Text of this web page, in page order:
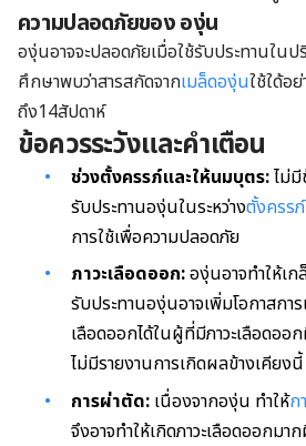
ความปลอดภัยของ องุ่น
องุ่นอาจจะปลอดภัยเมื่อใช้รับประทานใน
ศึกษาพบว่าสารสกัดจากเมล็ดองุ่นใช้ใด้อ
ถึง14สัปดาห์
ข้อควรระวังและคำเตือน
ช่วงตั้งครรภ์และให้นมบุตร:ไม่
รับประทานองุ่นในระหว่างตั้งครรภ์
การใช้เพื่อความปลอดภัย
ภาวะเลือดออก:องุ่นอาจทำให้เ
รับประทานองุ่นอาจเพิ่มโอกาสการ
เลือดออกได้ในผู้ที่มีภาวะเลือดออ
ไม่มีรายงานการเกิดผลข้างเคียงนี้
การผ่าตัด: เนื่องจากองุ่น ทำให้ก
จึงอาจทำให้เกิดภาวะเลือดออกมา